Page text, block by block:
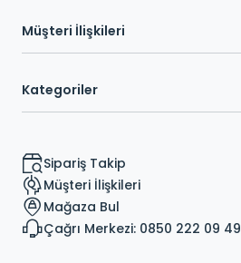
Müşteri İlişkileri
Kategoriler
Sipariş Takip
Müşteri İlişkileri
Mağaza Bul
Çağrı Merkezi: 0850 222 09 49